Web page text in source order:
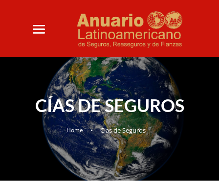
CÍAS DE SEGUROS
Home • Cías de Seguros